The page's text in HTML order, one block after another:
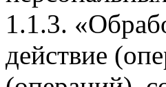
1.1.3.
действие